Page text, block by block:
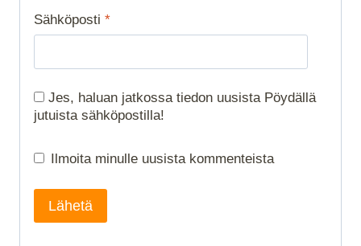
Sähköposti *
Jes, haluan jatkossa tiedon uusista Pöydällä
jutuista sähköpostilla!
Ilmoita minulle uusista kommenteista